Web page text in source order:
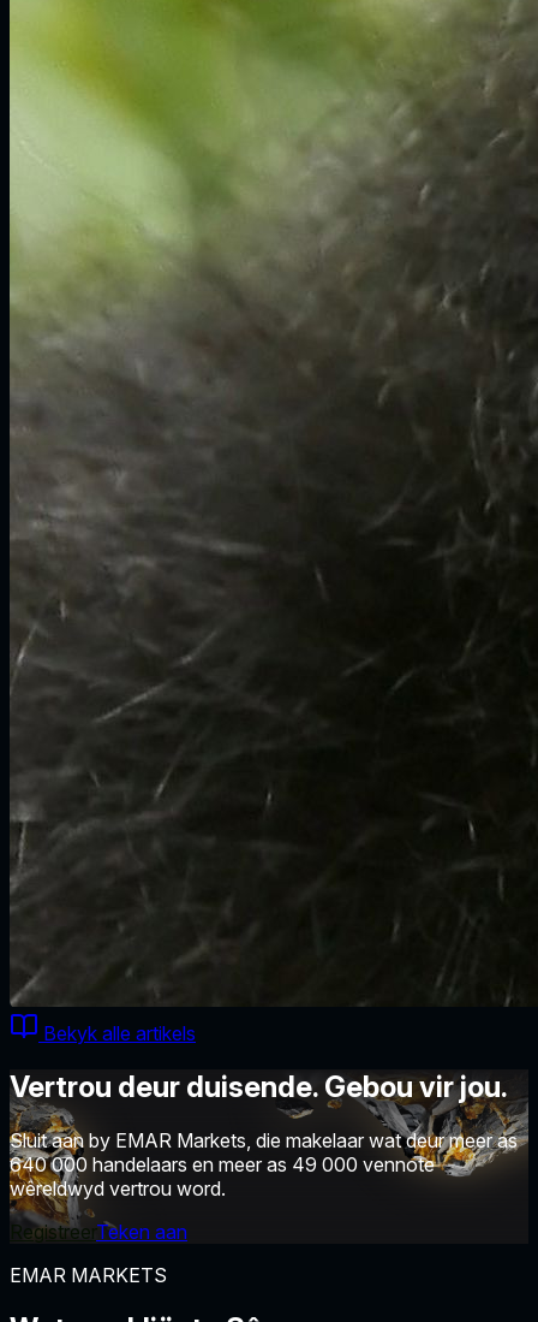
Bekyk alle artikels
Vertrou deur duisende. Gebou vir jou.
Sluit aan by EMAR Markets, die makelaar wat deur meer as
640 000 handelaars en meer as 49 000 vennote
wêreldwyd vertrou word.
RegistreerTeken aan
EMAR MARKETS